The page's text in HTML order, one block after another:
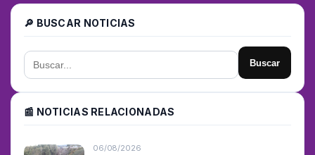
🔎 BUSCAR NOTICIAS
Buscar
📰 NOTICIAS RELACIONADAS
06/08/2026